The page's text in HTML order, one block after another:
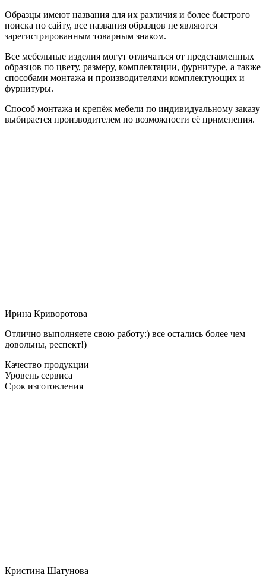
Образцы имеют названия для их различия и более быстрого
поиска по сайту, все названия образцов не являются
зарегистрированным товарным знаком.
Все мебельные изделия могут отличаться от представленных
образцов по цвету, размеру, комплектации, фурнитуре, а также
способами монтажа и производителями комплектующих и
фурнитуры.
Способ монтажа и крепёж мебели по индивидуальному заказу
выбирается производителем по возможности её применения.
Ирина Криворотова
Отлично выполняете свою работу:) все остались более чем
довольны, респект!)
Качество продукции
Уровень сервиса
Срок изготовления
Кристина Шатунова